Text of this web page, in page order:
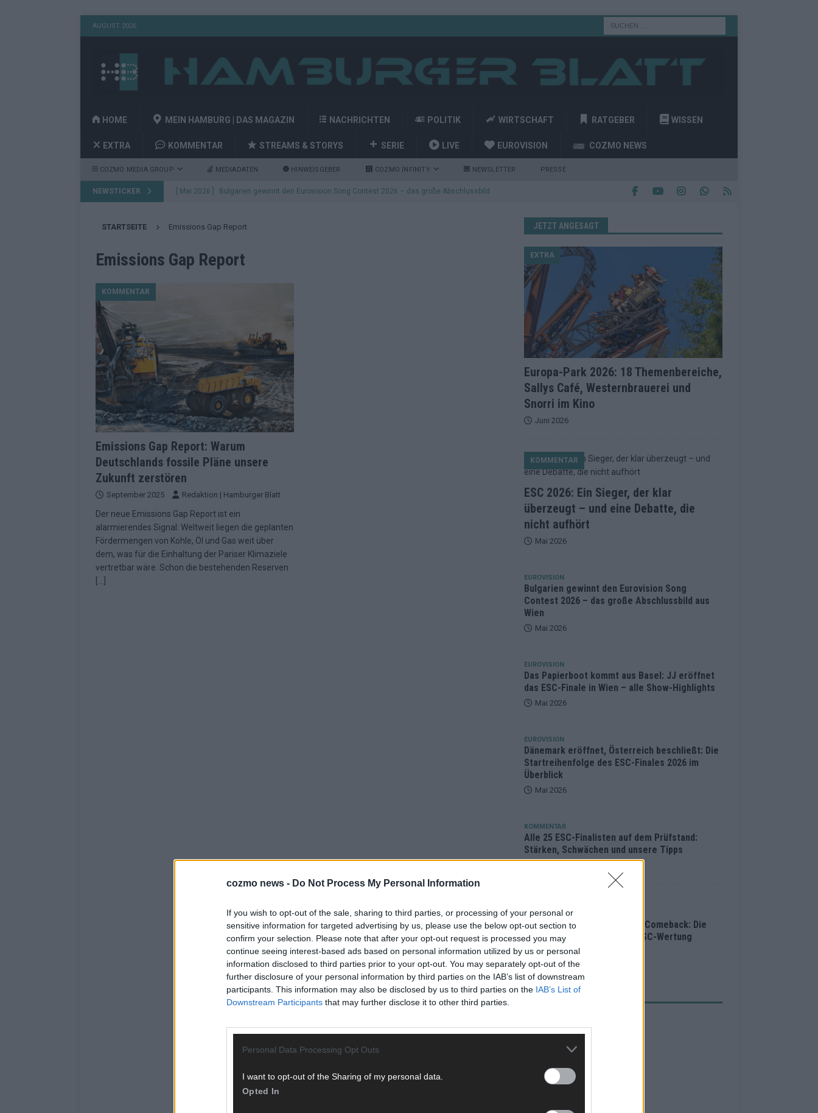
cozmo news - Do Not Process My Personal Information
If you wish to opt-out of the sale, sharing to third parties, or processing of your personal or
sensitive information for targeted advertising by us, please use the below opt-out section to
confirm your selection. Please note that after your opt-out request is processed you may
continue seeing interest-based ads based on personal information utilized by us or personal
information disclosed to third parties prior to your opt-out. You may separately opt-out of the
further disclosure of your personal information by third parties on the IAB’s list of downstream
participants. This information may also be disclosed by us to third parties on the IAB’s List of
Downstream Participants that may further disclose it to other third parties.
Personal Data Processing Opt Outs
I want to opt-out of the Sharing of my personal data.
Opted In
AUGUST 2026
HOME MEIN HAMBURG | DAS MAGAZIN NACHRICHTEN POLITIK WIRTSCHAFT RATGEBER WISSEN
EXTRA KOMMENTAR STREAMS & STORYS SERIE LIVE EUROVISION COZMO NEWS
COZMO MEDIA GROUP MEDIADATEN HINWEISGEBER COZMO INFINITY NEWSLETTER PRESSE
NEWSTICKER [ Mai 2026 ] Bulgarien gewinnt den Eurovision Song Contest 2026 – das große Abschlussbild
Das Papierboot kommt aus Basel: JJ eröffnet das ESC-Finale in Wien – alle Show-
Highlights EUROVISION
[ Mai 2026 ] Vier Sieger gleichzeitig, Manipulationsverdacht, Jury-Comeback: Die turbulente
Geschichte der ESC-Wertung EUROVISION
[ Mai 2026 ] Das Warten hat ein Ende: ESC 2026 – alle 26 Finalteilnehmer für Wien im Überblick
EUROVISION
[ Mai 2026 ] „Unknown“ war stark, der Rest war nett: Das zweite ESC-Halbfinale im
redaktionellen Urteil KOMMENTAR
[ Mai 2026 ]
[ Juni 2026 ] Europa-Park 2026: 18 Themenbereiche, Sallys Café, Westernbrauerei und Snorri im
Kino EXTRA
[ Mai 2026 ] ESC 2026: Ein Sieger, der klar überzeugt – und eine Debatte, die nicht aufhört
STARTSEITE Emissions Gap Report
Emissions Gap Report
KOMMENTAR
Emissions Gap Report: Warum
Deutschlands fossile Pläne unsere
Zukunft zerstören
September 2025 Redaktion | Hamburger Blatt
Der neue Emissions Gap Report ist ein
alarmierendes Signal: Weltweit liegen die geplanten
Fördermengen von Kohle, Öl und Gas weit über
dem, was für die Einhaltung der Pariser Klimaziele
vertretbar wäre. Schon die bestehenden Reserven
JETZT ANGESAGT
Europa-Park 2026: 18 Themenbereiche,
Sallys Café, Westernbrauerei und
Snorri im Kino
EXTRA
Juni 2026
ESC 2026: Ein Sieger, der klar
überzeugt – und eine Debatte, die
nicht aufhört
KOMMENTAR
Mai 2026
EUROVISION
Bulgarien gewinnt den Eurovision Song
Contest 2026 – das große Abschlussbild aus
Wien
Mai 2026
EUROVISION
Das Papierboot kommt aus Basel: JJ eröffnet
das ESC-Finale in Wien – alle Show-Highlights
Mai 2026
EUROVISION
Dänemark eröffnet, Österreich beschließt: Die
Startreihenfolge des ESC-Finales 2026 im
Überblick
Mai 2026
KOMMENTAR
Alle 25 ESC-Finalisten auf dem Prüfstand:
Stärken, Schwächen und unsere Tipps
Vier Sieger gleichzeitig,
Manipulationsverdacht, Jury-Comeback: Die
turbulente Geschichte der ESC-Wertung
Mai 2026
ANZEIGE